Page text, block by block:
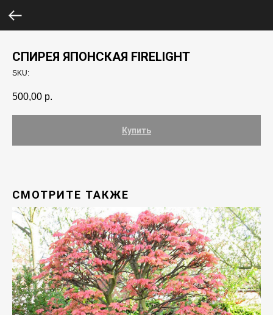
СПИРЕЯ ЯПОНСКАЯ FIRELIGHT
SKU:
500,00 р.
Купить
СМОТРИТЕ ТАКЖЕ